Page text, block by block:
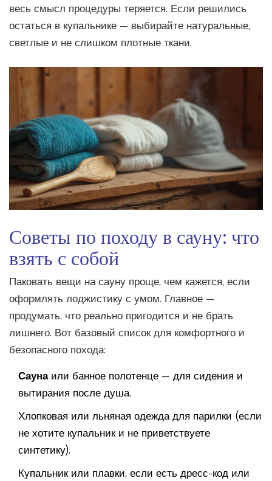
весь смысл процедуры теряется. Если решились
остаться в купальнике — выбирайте натуральные,
светлые и не слишком плотные ткани.
Советы по походу в сауну: что
взять с собой
Паковать вещи на сауну проще, чем кажется, если
оформлять лоджистику с умом. Главное —
продумать, что реально пригодится и не брать
лишнего. Вот базовый список для комфортного и
безопасного похода:
Саунаили банное полотенце — для сидения и
вытирания после душа.
Хлопковая или льняная одежда для парилки (если
не хотите купальник и не приветствуете
синтетику).
Купальник или плавки, если есть дресс-код или